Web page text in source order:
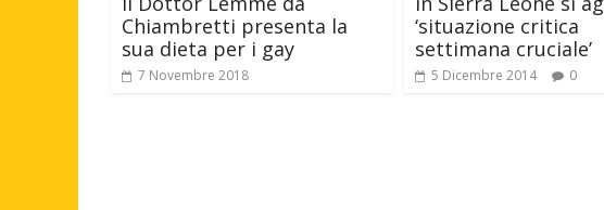
Chiambretti presenta la
sua dieta per i gay
7 Novembre 2018
‘situazione critica
settimana cruciale’
5 Dicembre 2014 0